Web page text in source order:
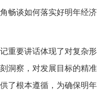
畅谈如何落实好明年经济
重要讲话体现了对复杂形
洞察，对发展目标的精准
了根本遵循，为确保明年